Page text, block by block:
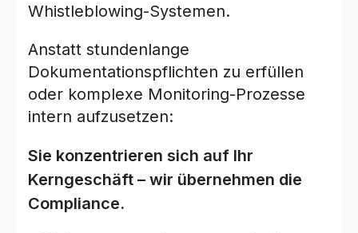
Whistleblowing-Systemen.
Anstatt stundenlange
Dokumentationspflichten zu erfüllen
oder komplexe Monitoring-Prozesse
intern aufzusetzen:
Sie konzentrieren sich auf Ihr
Kerngeschäft – wir übernehmen die
Compliance.